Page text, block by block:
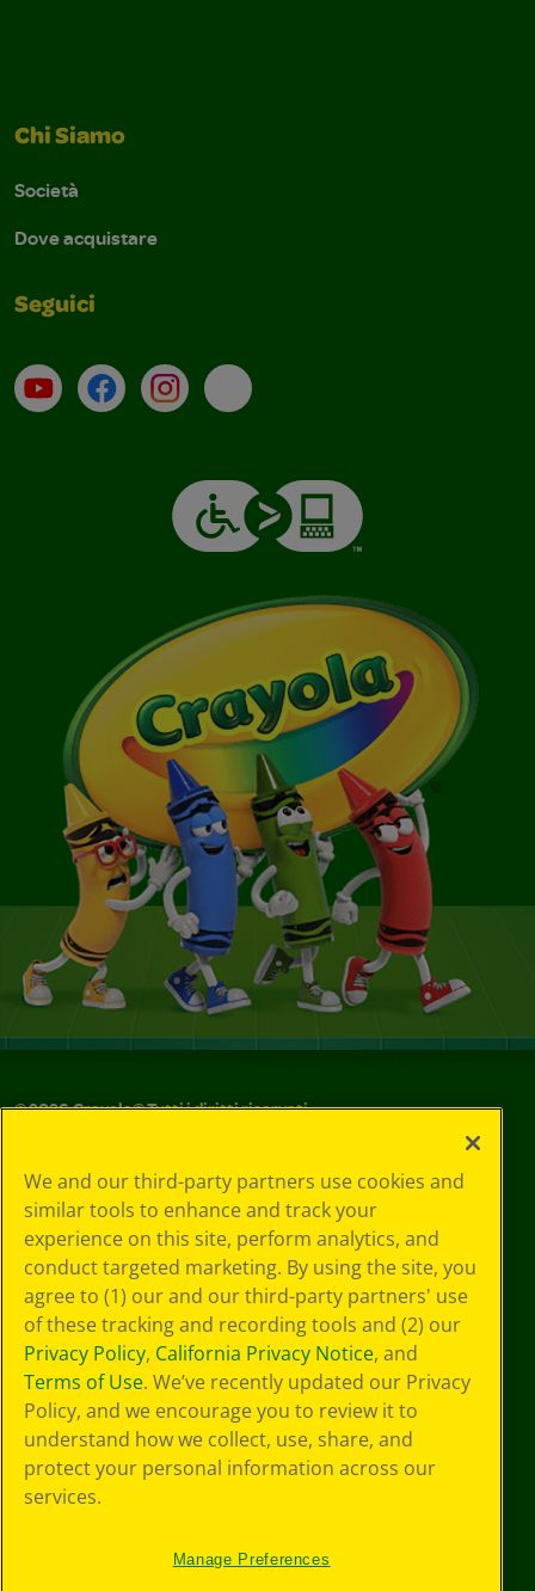
Chi Siamo
Società
Dove acquistare
Seguici
Su YouTube
ContattiProfilo Instagram
Email
©2026Crayola® Tutti i diritti riservati.
in materia di
privacy
Informativa sulla
privacy
Termini SMS
GDPR
Informativa sulla
privacy di CA
Technologies
Preferenze cookie
Condizioni d'uso
Accessibilità web
Mappa del sito
We and our third-party partners use cookies and
similar tools to enhance and track your
experience on this site, perform analytics, and
conduct targeted marketing. By using the site, you
agree to (1) our and our third-party partners' use
of these tracking and recording tools and (2) our
Privacy Policy, California Privacy Notice, and
Terms of Use. We’ve recently updated our Privacy
Policy, and we encourage you to review it to
understand how we collect, use, share, and
protect your personal information across our
services.
Manage Preferences